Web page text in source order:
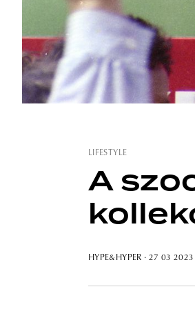
LIFESTYLE
A
HYPE&HYPER · 27 03 2023